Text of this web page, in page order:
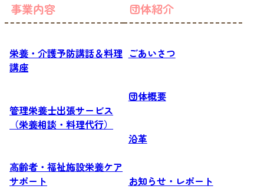
事業内容
栄養・介護予防講話＆料理
講座
管理栄養士出張サービス
（栄養相談・料理代行）
高齢者・福祉施設栄養ケア
サポート
団体紹介
ごあいさつ
団体概要
沿革
お知らせ・レポート